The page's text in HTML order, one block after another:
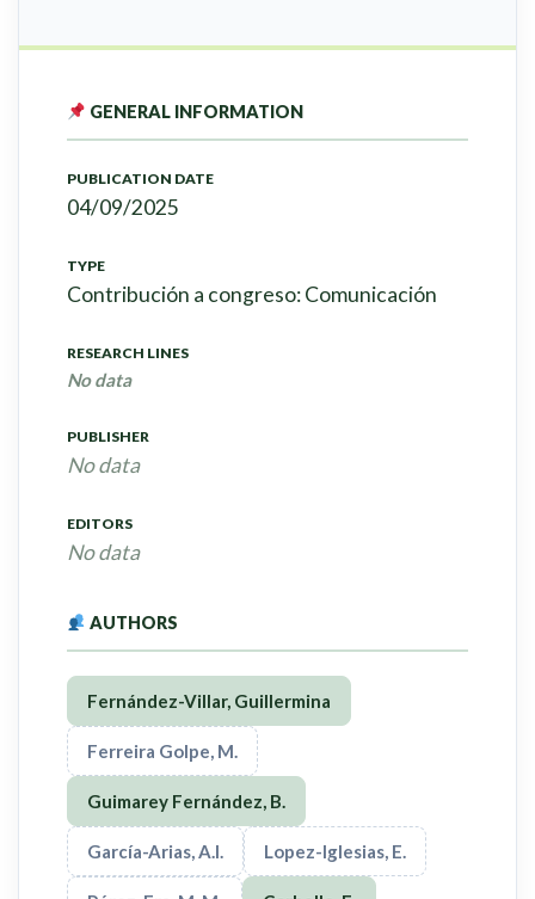
GENERAL INFORMATION
PUBLICATION DATE
04/09/2025
TYPE
Contribución a congreso: Comunicación
RESEARCH LINES
No data
PUBLISHER
No data
EDITORS
No data
AUTHORS
Fernández-Villar, Guillermina
Ferreira Golpe, M.
Guimarey Fernández, B.
García-Arias, A.I. Lopez-Iglesias, E.